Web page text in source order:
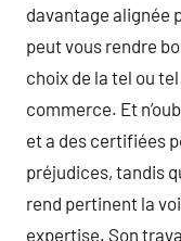
davantage alignée
peut vous rendre
choix de la tel ou
commerce. Et
et a des certifiées
préjudices, tandis
rend pertinent la
expertise. Son